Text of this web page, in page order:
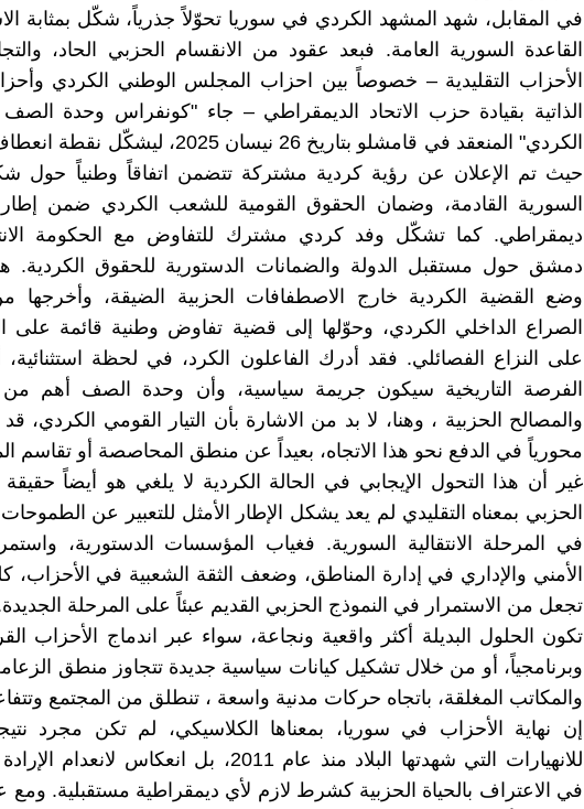
في المقابل، شهد المشهد الكردي في سوريا تحوّلاً جذرياً، شكّل بمثابة
القاعدة السورية العامة. فبعد عقود من الانقسام الحزبي الحاد،
الأحزاب التقليدية – خصوصاً بين احزاب المجلس الوطني الكردي
الذاتية بقيادة حزب الاتحاد الديمقراطي – جاء "كونفراس وحدة
الكردي" المنعقد في قامشلو بتاريخ 26 نيسان 2025،
حيث تم الإعلان عن رؤية كردية مشتركة تتضمن اتفاقاً وطنياً حول
السورية القادمة، وضمان الحقوق القومية للشعب الكردي ضمن
ديمقراطي. كما تشكّل وفد كردي مشترك للتفاوض مع الحكومة
دمشق حول مستقبل الدولة والضمانات الدستورية للحقوق الكردية.
وضع القضية الكردية خارج الاصطفافات الحزبية الضيقة، وأخرجها
الصراع الداخلي الكردي، وحوّلها إلى قضية تفاوض وطنية قائمة على
على النزاع الفصائلي. فقد أدرك الفاعلون الكرد، في لحظة
الفرصة التاريخية سيكون جريمة سياسية، وأن وحدة الصف أهم من
والمصالح الحزبية ، وهنا، لا بد من الاشارة بأن التيار القومي الكردي،
محورياً في الدفع نحو هذا الاتجاه، بعيداً عن منطق المحاصصة أو تقاسم
غير أن هذا التحول الإيجابي في الحالة الكردية لا يلغي هو أيضاً
الحزبي بمعناه التقليدي لم يعد يشكل الإطار الأمثل للتعبير عن
في المرحلة الانتقالية السورية. فغياب المؤسسات الدستورية،
الأمني والإداري في إدارة المناطق، وضعف الثقة الشعبية في الأحزاب،
تجعل من الاستمرار في النموذج الحزبي القديم عبئاً على المرحلة
تكون الحلول البديلة أكثر واقعية ونجاعة، سواء عبر اندماج الأحزاب
وبرنامجياً، أو من خلال تشكيل كيانات سياسية جديدة تتجاوز منطق
والمكاتب المغلقة، باتجاه حركات مدنية واسعة ، تنطلق من المجتمع
إن نهاية الأحزاب في سوريا، بمعناها الكلاسيكي، لم تكن مجرد
للانهيارات التي شهدتها البلاد منذ عام 2011، بل انعكاس
في الاعتراف بالحياة الحزبية كشرط لازم لأي ديمقراطية مستقبلية.